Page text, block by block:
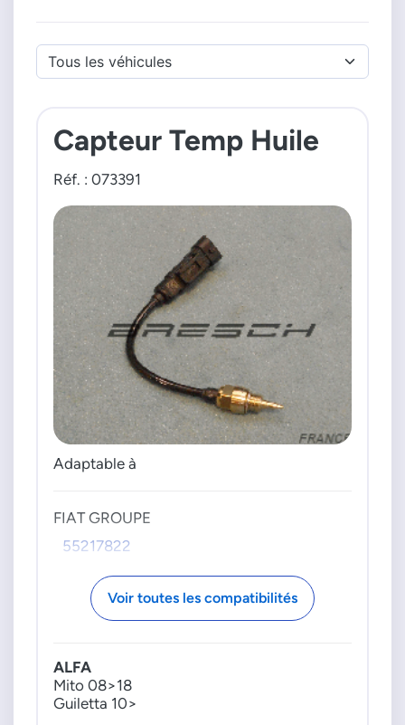
Capteur Temp Huile
Réf. : 073391
Adaptable à
FIAT GROUPE
55217822
Voir toutes les compatibilités
ALFA
Mito 08>18
Guiletta 10>